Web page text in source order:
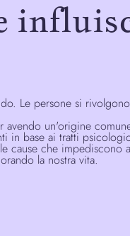
Le persone si
avendo un'origine
in base ai tratti
cause che
la nostra vita.